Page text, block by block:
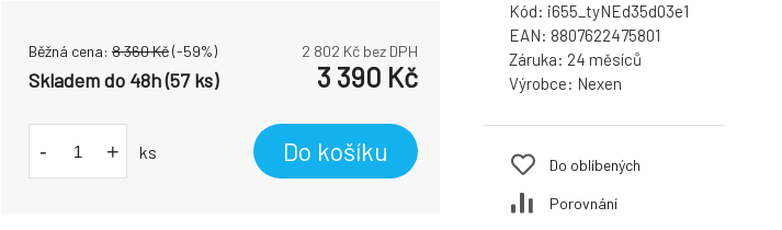
Běžná cena: 8 360Kč(-59%) 2 802 Kč bez DPH
Skladem do 48h (57 ks) 3 390 Kč
- + ks Do košíku
Kód: i655_tyNEd35d03e1
EAN: 8807622475801
Záruka: 24 měsíců
Výrobce: Nexen
Do oblíbených
Porovnání